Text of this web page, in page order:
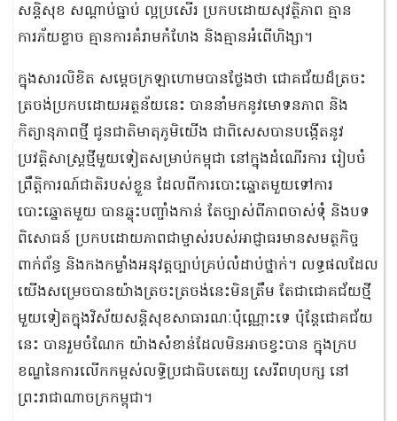
សន្តិសុខ សណ្តាប់ធ្នាប់ ល្អប្រសើរ ប្រកបដោយសុវត្ថិភាព គ្មាន
ការភ័យខ្លាច គ្មានការគំរាមកំហែង និងគ្មានអំពើហិង្សា។
ក្នុងសារលិខិត សម្តេចក្រឡាហោមបានថ្លែងថា ជោគជ័យដ៏ត្រចះ
ត្រចង់ប្រកបដោយអត្ថន័យនេះ បាននាំមកនូវមោទនភាព និង
កិត្យានុភាពថ្មី ជូនជាតិមាតុភូមិយើង ជាពិសេសបានបង្កើតនូវ
ប្រវត្តិសាស្ត្រថ្មីមួយទៀតសម្រាប់កម្ពុជា នៅក្នុងដំណើរការ រៀបចំ
ព្រឹត្តិការណ៍ជាតិរបស់ខ្លួន ដែលពីការបោះឆ្នោតមួយទៅការ
បោះឆ្នោតមួយ បានឆ្លុះបញ្ចាំងកាន់ តែច្បាស់ពីភាពចាស់ទុំ និងបទ
ពិសោធន៍ ប្រកបដោយភាពជាម្ចាស់របស់អាជ្ញាធរមានសមត្ថកិច្ច
ពាក់ព័ន្ធ និងកងកម្លាំងអនុវត្តច្បាប់គ្រប់លំដាប់ថ្នាក់។ លទ្ធផលដែល
យើងសម្រេចបានយ៉ាងត្រចះត្រចង់នេះមិនត្រឹម តែជាជោគជ័យថ្មី
មួយទៀតក្នុងវិស័យសន្តិសុខសាធារណៈប៉ុណ្ណោះទេ ប៉ុន្តែជោគជ័យ
នេះ បានរួមចំណែក យ៉ាងសំខាន់ដែលមិនអាចខ្វះបាន ក្នុងក្រប
ខណ្ឌនៃការលើកកម្ពស់លទ្ធិប្រជាធិបតេយ្យ សេរីពហុបក្ស នៅ
ព្រះរាជាណាចក្រកម្ពុជា។